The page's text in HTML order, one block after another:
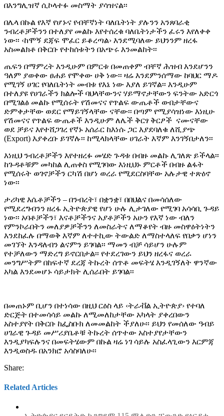
በእንግሊዝኛ ሲኮላተፉ መስማት ያሳዝናል፡፡
በሌላ በኩል የእኛ የሆኑና የብቸኛነት ባለቤትነት ያሉንን አንጸባራቂ
ንብረቶቻችንን በተለያየ መልኩ እየተሰረቁ ባለቤትነታችን ፈሩን እየለቀቀ
ነው፡፡ ‹ከሞኝ ደጃፍ ሞፈር ይቆረጣል› እንደሚባለው ይህንንም ዘረፋ
አስመልክቶ በቅርቡ የተከሰቱትን በአጭሩ እንመልከት፡፡
ጤፍን በማምረት እንዲሁም በምርቱ በመጠቀም ብቸኛ ሕዝብ እንደሆንን
ዓለም ያወቀው ፀሐይ የሞቀው ሀቅ ነው፡፡ ዛሬ እንደምንሰማው ከባህር ማዶ
የሚገኝ ሀገር የባለቤትነት መብቱ የእኔ ነው እያለ ይገኛል፡፡ እንዲሁም
በተለያዩ የሀገራችን ክልሎች ባህላቸውንና ሃይማኖታቸውን ፍንትው አድርጎ
በሚገልፅ መልኩ የሚሰሩት የሽመናና የጥልፍ ውጤቶች ውበታቸውና
ድምቀታቸው ወደር የማይገኝላቸው ናቸው፡፡ በጣም የሚያሳዝነው እነዚሁ
የሽመናና የጥልፍ ውጤቶች እንዲሁም ለሌች ቅርፃ ቅርፆች ናሙናቸው
ወደ ቻይና እየተሸጋገረ የኛኑ አሰራር ከእነሱ ጋር እያደባለቁ ለሺያጭ
(Export) እያቀረቡ ይገኛሉ፡፡ ከሚላክላቸው ሀገራት እኛም እንገኝበታለን፡፡
እነዚህ ንብረቶቻችን እየተዘረፉ መሄድ ጉዳቱ በብዙ መልኩ ሊገለጽ ይችላል፡፡
ከጉዳቶቹም መካከል ሊጠቀስ የሚገባው እነዚህኑ ምርቶች በብዙ ልፋት
የሚሰሩት ወገኖቻችን ርካሽ በሆነ ወረራ የሚደርስባቸው አሉታዊ ተጽዕኖ
ነው፡፡
ታሪካዊ እሴቶቻችን – በንብረት፣ በቋንቋ፣ በበህልና በመሳሰለው
የሚደረግብንን ዘረፋ ኢትዮጵያዊ የሆነ ሁሉ ሊታገለው የሚገባ አሳሳቢ ጉዳይ
ነው፡፡ አባቶቻችን፣ እናቶቻችንና አያቶቻችን አሁን የእኛ ነው ብለን
የምንኮራበትን መለያዎቻችንን ለመስራትና ለማቆየት ብዙ መስዋዕትነትን
እንደከፈሉ በማወቅ እኛም ለተተኪው ትውልድ ለማስተላለፍ የበቃን ሆነን
መገኘት እንዳለብን ልናምን ይገባል፡፡ ማመን ብቻ ሳይሆን ሁሉም
የተቻለውን ማድረግ ይኖርበታል፡፡ የተደረገውን ይህን ዘረፋና ወረራ
መንግሥትም በከፍተኛ ደረጃ ትኩረት ሰጥቶ መፍትሄ እንዲገኝለት ዋንኛው
አካል እንደመሆኑ ሳይታክት ሊሰራበት ይገባል፡፡
በመጠኑም ቢሆን በተነሳው በዚህ ርዕስ ላይ ‹ትራቭል ኢትዮጵያ› የተባለ
ድርጅት በተመሳሳይ መልኩ ለሚመለከታቸው አካላት ያቀረበውን
አስተያየት በቅርቡ ከፌስቡክ ለመመልከት ችያለሁ፡፡ ይህን የመሰለው ዓብይ
ሀገራዊ ጉዳይ መሥሪያቤቶቹ ትኩረት ሰጥተው አስተያየታቸውን
እንዲያካፍሉንና በመፍትሄውም በኩል ዛሬ ነገ ሳይሉ አስፈላጊውን እርምጃ
እንዲወስዱ በአንክሮ አሳስባለሁ፡፡
Share:
Related Articles